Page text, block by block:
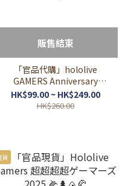
販售結束
「官品代購」hololive
GAMERS Anniversary
Parade 🌽🌲🍙🥐 (白上フブ
キ/大神ミオ/猫又おかゆ/戌
HK$99.00 ~ HK$249.00
HK$260.00
貨